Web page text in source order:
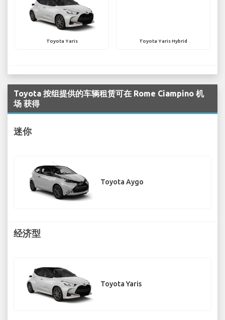
Toyota Yaris Toyota Yaris Hybrid
Toyota 按组提供的车辆租赁可在 Rome Ciampino 机
场 获得
迷你
Toyota Aygo
经济型
Toyota Yaris